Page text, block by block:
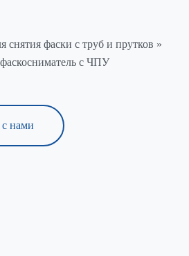
снятия фаски с труб и прутков »
с ЧПУ
с нами